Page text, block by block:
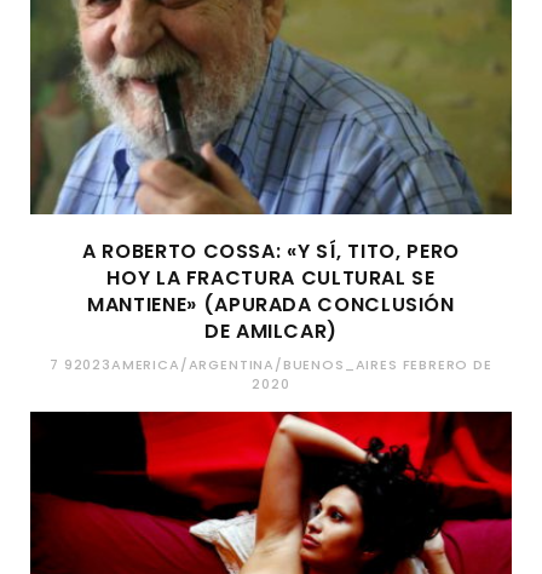
A ROBERTO COSSA: «Y SÍ, TITO, PERO
HOY LA FRACTURA CULTURAL SE
MANTIENE» (APURADA CONCLUSIÓN
DE AMILCAR)
7 92023AMERICA/ARGENTINA/BUENOS_AIRES FEBRERO DE
2020